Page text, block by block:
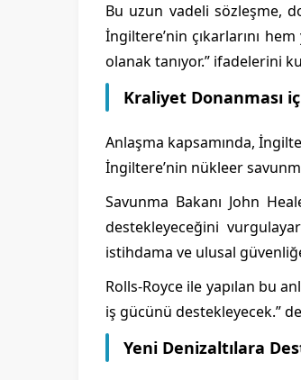
Bu uzun vadeli sözleşme,
İngiltere’nin çıkarlarını
olanak tanıyor.” ifadelerini
Kraliyet Donanması
Anlaşma kapsamında,
İngiltere’nin nükleer
Savunma Bakanı John
destekleyeceğini
istihdama ve ulusal
Rolls-Royce ile yapılan bu
iş gücünü destekleyecek.”
Yeni Denizaltılara